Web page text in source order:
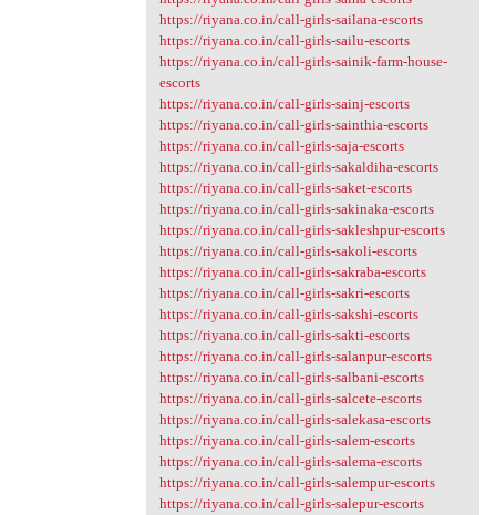
https://riyana.co.in/call-girls-sailana-escorts
https://riyana.co.in/call-girls-sailu-escorts
https://riyana.co.in/call-girls-sainik-farm-house-
escorts
https://riyana.co.in/call-girls-sainj-escorts
https://riyana.co.in/call-girls-sainthia-escorts
https://riyana.co.in/call-girls-saja-escorts
https://riyana.co.in/call-girls-sakaldiha-escorts
https://riyana.co.in/call-girls-saket-escorts
https://riyana.co.in/call-girls-sakinaka-escorts
https://riyana.co.in/call-girls-sakleshpur-escorts
https://riyana.co.in/call-girls-sakoli-escorts
https://riyana.co.in/call-girls-sakraba-escorts
https://riyana.co.in/call-girls-sakri-escorts
https://riyana.co.in/call-girls-sakshi-escorts
https://riyana.co.in/call-girls-sakti-escorts
https://riyana.co.in/call-girls-salanpur-escorts
https://riyana.co.in/call-girls-salbani-escorts
https://riyana.co.in/call-girls-salcete-escorts
https://riyana.co.in/call-girls-salekasa-escorts
https://riyana.co.in/call-girls-salem-escorts
https://riyana.co.in/call-girls-salema-escorts
https://riyana.co.in/call-girls-salempur-escorts
https://riyana.co.in/call-girls-salepur-escorts